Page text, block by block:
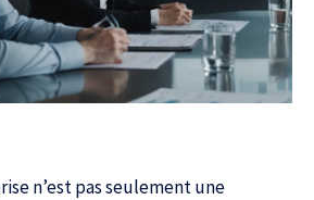
n’est pas seulement une